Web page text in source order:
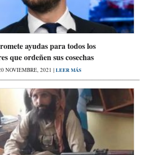
ayudas para todos los
que ordeñen sus cosechas
NOVIEMBRE, 2021 | LEER MÁS